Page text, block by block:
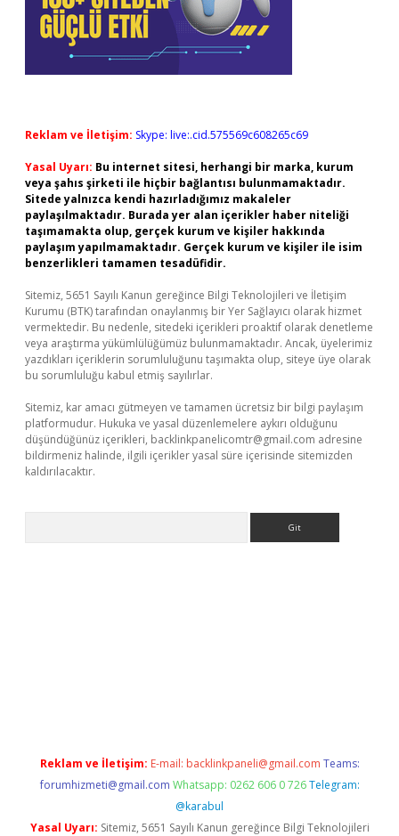
Reklam ve İletişim: Skype: live:.cid.575569c608265c69
Yasal Uyarı: Bu internet sitesi, herhangi bir marka, kurum
veya şahıs şirketi ile hiçbir bağlantısı bulunmamaktadır.
Sitede yalnızca kendi hazırladığımız makaleler
paylaşılmaktadır. Burada yer alan içerikler haber niteliği
taşımamakta olup, gerçek kurum ve kişiler hakkında
paylaşım yapılmamaktadır. Gerçek kurum ve kişiler ile isim
benzerlikleri tamamen tesadüfidir.
Sitemiz, 5651 Sayılı Kanun gereğince Bilgi Teknolojileri ve İletişim
Kurumu (BTK) tarafından onaylanmış bir Yer Sağlayıcı olarak hizmet
vermektedir. Bu nedenle, sitedeki içerikleri proaktif olarak denetleme
veya araştırma yükümlülüğümüz bulunmamaktadır. Ancak, üyelerimiz
yazdıkları içeriklerin sorumluluğunu taşımakta olup, siteye üye olarak
bu sorumluluğu kabul etmiş sayılırlar.
Sitemiz, kar amacı gütmeyen ve tamamen ücretsiz bir bilgi paylaşım
platformudur. Hukuka ve yasal düzenlemelere aykırı olduğunu
düşündüğünüz içerikleri, backlinkpanelicomtr@gmail.com adresine
bildirmeniz halinde, ilgili içerikler yasal süre içerisinde sitemizden
kaldırılacaktır.
Reklam ve İletişim: E-mail: backlinkpaneli@gmail.com Teams:
forumhizmeti@gmail.com Whatsapp: 0262 606 0 726 Telegram:
@karabul
Yasal Uyarı: Sitemiz, 5651 Sayılı Kanun gereğince Bilgi Teknolojileri